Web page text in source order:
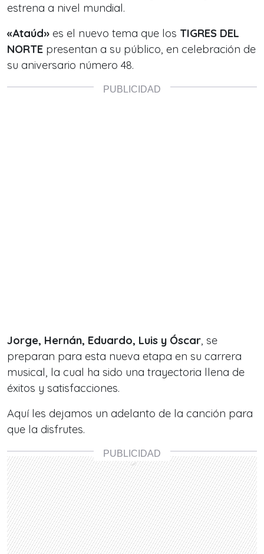
estrena a nivel mundial.
«Ataúd» es el nuevo tema que los TIGRES DEL
NORTE presentan a su público, en celebración de
su aniversario número 48.
Jorge, Hernán, Eduardo, Luis y Óscar, se
preparan para esta nueva etapa en su carrera
musical, la cual ha sido una trayectoria llena de
éxitos y satisfacciones.
Aquí les dejamos un adelanto de la canción para
que la disfrutes.